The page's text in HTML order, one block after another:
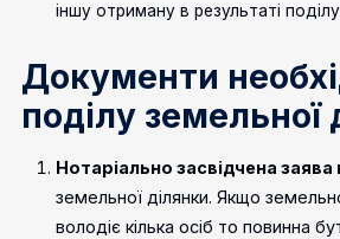
іншу отриману в результаті
Документи
поділу земельної
Нотаріально засвідчена заява
земельної ділянки. Якщо
володіє кілька осіб то повинна